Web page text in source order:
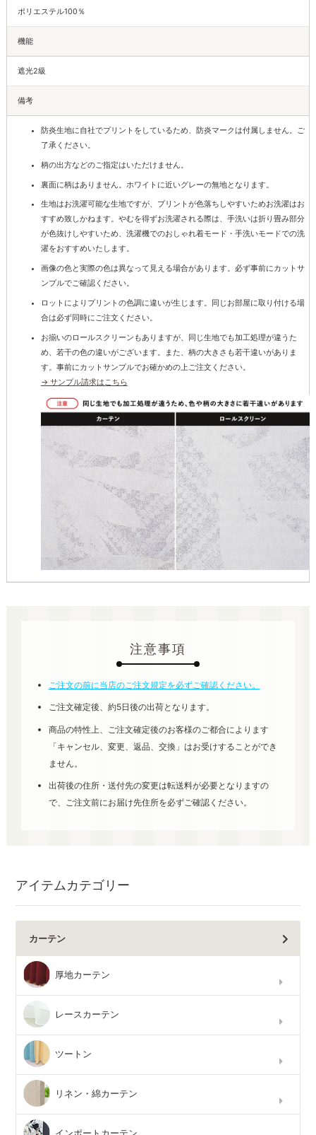
ポリエステル100％
機能
遮光2級
備考
防炎生地に自社でプリントをしているため、防炎マークは付属しません。ご
了承ください。
柄の出方などのご指定はいただけません。
裏面に柄はありません。ホワイトに近いグレーの無地となります。
生地はお洗濯可能な生地ですが、プリントが色落ちしやすいためお洗濯はお
すすめ致しかねます。やむを得ずお洗濯される際は、手洗いは折り畳み部分
が色抜けしやすいため、洗濯機でのおしゃれ着モード・手洗いモードでの洗
濯をおすすめいたします。
画像の色と実際の色は異なって見える場合があります。必ず事前にカットサ
ンプルでご確認ください。
ロットによりプリントの色調に違いが生じます。同じお部屋に取り付ける場
合は必ず同時にご注文ください。
お揃いのロールスクリーンもありますが、同じ生地でも加工処理が違うた
め、若干の色の違いがございます。また、柄の大きさも若干違いがありま
す。事前にカットサンプルでお確かめの上ご注文ください。
→ サンプル請求はこちら
注意事項
ご注文の前に当店のご注文規定を必ずご確認ください。
ご注文確定後、約5日後の出荷となります。
商品の特性上、ご注文確定後のお客様のご都合によります
「キャンセル、変更、返品、交換」はお受けすることができ
ません。
出荷後の住所・送付先の変更は転送料が必要となりますの
で、ご注文前にお届け先住所を必ずご確認ください。
アイテムカテゴリー
カーテン
厚地カーテン
レースカーテン
ツートン
リネン・綿カーテン
インポートカーテン